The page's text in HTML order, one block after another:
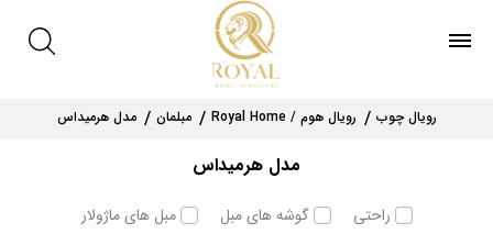
رویال چوب رویال هوم / Royal Home مبلمان مدل هرمیداس
مدل هرمیداس
راحتی گوشه های مبل
مبل های ماژولار